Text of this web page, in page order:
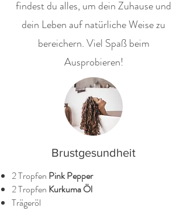
findest du alles, um dein Zuhause und
dein Leben auf natürliche Weise zu
bereichern. Viel Spaß beim
Ausprobieren!
Brustgesundheit
2 Tropfen Pink Pepper
2 Tropfen Kurkuma Öl
Trägeröl